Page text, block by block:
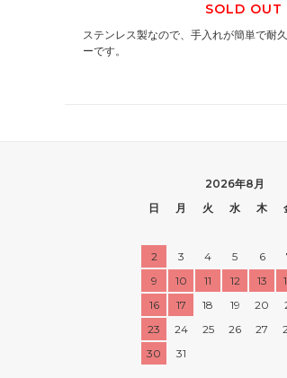
SOLD OUT
ステンレス製なので、手入れが簡単で耐
ーです。
2026年8月
日
月 火 水 木
2
3 4 5 6
9
10 11 12 13
16
17 18 19 20
23
24 25 26 27
30
31